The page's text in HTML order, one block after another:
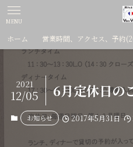
MENU
ホーム 営業時間、アクセス、予約
6月定休日の
2021
12/05
お知らせ 2017年5月31日